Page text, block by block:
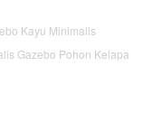
Gazebo Pohon Kelapa